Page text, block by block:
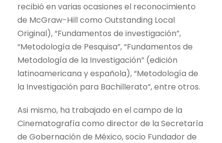
recibió en varias ocasiones el reconocimiento
de McGraw-Hill como Outstanding Local
Original), “Fundamentos de investigación”,
“Metodología de Pesquisa”, “Fundamentos de
Metodología de la Investigación” (edición
latinoamericana y española), “Metodología de
la Investigación para Bachillerato”, entre otros.
Asi mismo, ha trabajado en el campo de la
Cinematografía como director de la Secretaría
de Gobernación de México, socio Fundador de